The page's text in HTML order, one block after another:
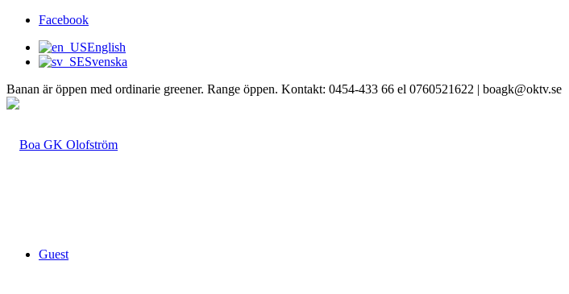
Facebook
English
Svenska
Banan är öppen med ordinarie greener. Range öppen. Kontakt: 0454-433 66 el 0760521622 | boagk@oktv.se
Guest